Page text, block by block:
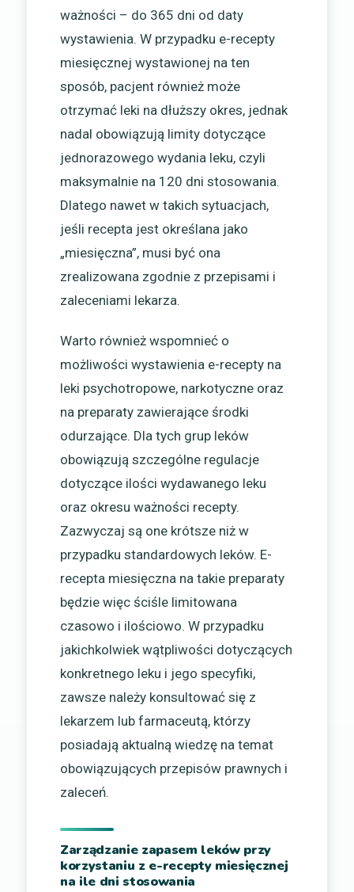
ważności – do 365 dni od daty
wystawienia. W przypadku e-recepty
miesięcznej wystawionej na ten
sposób, pacjent również może
otrzymać leki na dłuższy okres, jednak
nadal obowiązują limity dotyczące
jednorazowego wydania leku, czyli
maksymalnie na 120 dni stosowania.
Dlatego nawet w takich sytuacjach,
jeśli recepta jest określana jako
„miesięczna”, musi być ona
zrealizowana zgodnie z przepisami i
zaleceniami lekarza.
Warto również wspomnieć o
możliwości wystawienia e-recepty na
leki psychotropowe, narkotyczne oraz
na preparaty zawierające środki
odurzające. Dla tych grup leków
obowiązują szczególne regulacje
dotyczące ilości wydawanego leku
oraz okresu ważności recepty.
Zazwyczaj są one krótsze niż w
przypadku standardowych leków. E-
recepta miesięczna na takie preparaty
będzie więc ściśle limitowana
czasowo i ilościowo. W przypadku
jakichkolwiek wątpliwości dotyczących
konkretnego leku i jego specyfiki,
zawsze należy konsultować się z
lekarzem lub farmaceutą, którzy
posiadają aktualną wiedzę na temat
obowiązujących przepisów prawnych i
zaleceń.
Zarządzanie zapasem leków przy
korzystaniu z e-recepty miesięcznej
na ile dni stosowania